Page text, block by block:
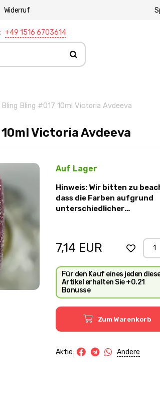
Widerruf
+49 1516 6703614
Bling Bling #017 10ml Victoria Avdeeva
Victoria Avdeeva
Auf Lager
Hinweis: Wir bitten zu
dass die Farben aufgrund
unterschiedlicher
7,14 EUR
Für den Kauf eines jeden
Artikel erhalten Sie +0.21
Bonusse
Zum Warenkorb
Aktie: Andere